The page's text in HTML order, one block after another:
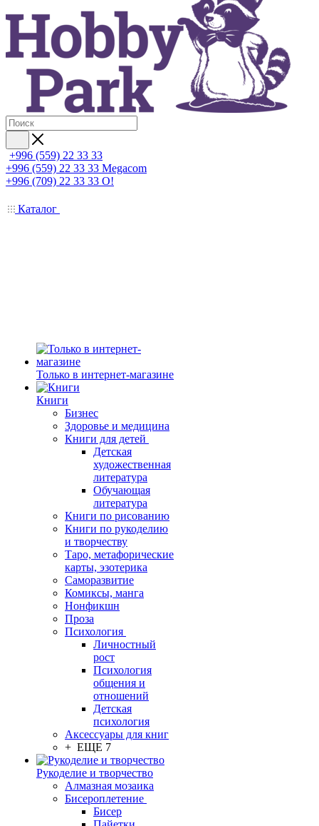
+996 (559) 22 33 33
+996 (559) 22 33 33 Megacom
+996 (709) 22 33 33 O!
Каталог
Только в интернет-магазине
Книги
Бизнес
Здоровье и медицина
Книги для детей
Детская
художественная
литература
Обучающая
литература
Книги по рисованию
Книги по рукоделию
и творчеству
Таро, метафорические
карты, эзотерика
Саморазвитие
Комиксы, манга
Нонфикшн
Проза
Психология
Личностный
рост
Психология
общения и
отношений
Детская
психология
Аксессуары для книг
+ ЕЩЕ 7
Рукоделие и творчество
Алмазная мозаика
Бисероплетение
Бисер